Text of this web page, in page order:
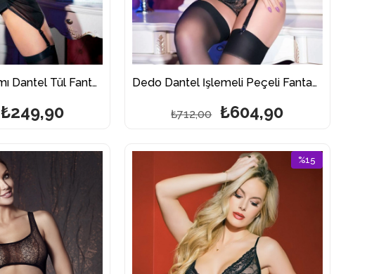
Dedo Göğüs Kısmı Dantel Tül Fantazi Jartiyer Takımı
₺249,90
Dedo Dantel İşlemeli Peçeli Fantazi Jartiyer Takım
₺604,90
₺712,00
%15